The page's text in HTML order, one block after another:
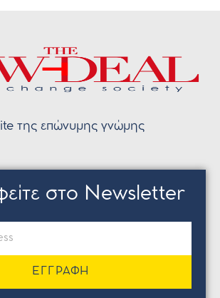
της επώνυμης γνώμης
στο Newsletter
ΕΓΓΡΑΦΗ